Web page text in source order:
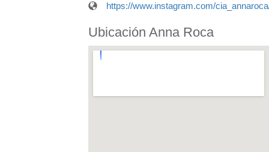
https://www.instagram.com/
Ubicación Anna Roca